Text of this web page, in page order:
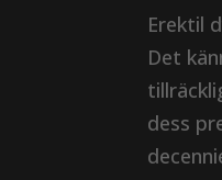
Erektil
Det
dess